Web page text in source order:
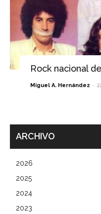
Rock nacional
Miguel A. Hernández -
ARCHIVO
2026
2025
2024
2023